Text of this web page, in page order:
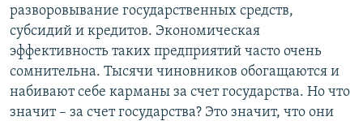
разворовывание государственных средств,
субсидий и кредитов. Экономическая
эффективность таких предприятий часто очень
сомнительна. Тысячи чиновников обогащаются и
набивают себе карманы за счет государства. Но что
значит – за счет государства? Это значит, что они